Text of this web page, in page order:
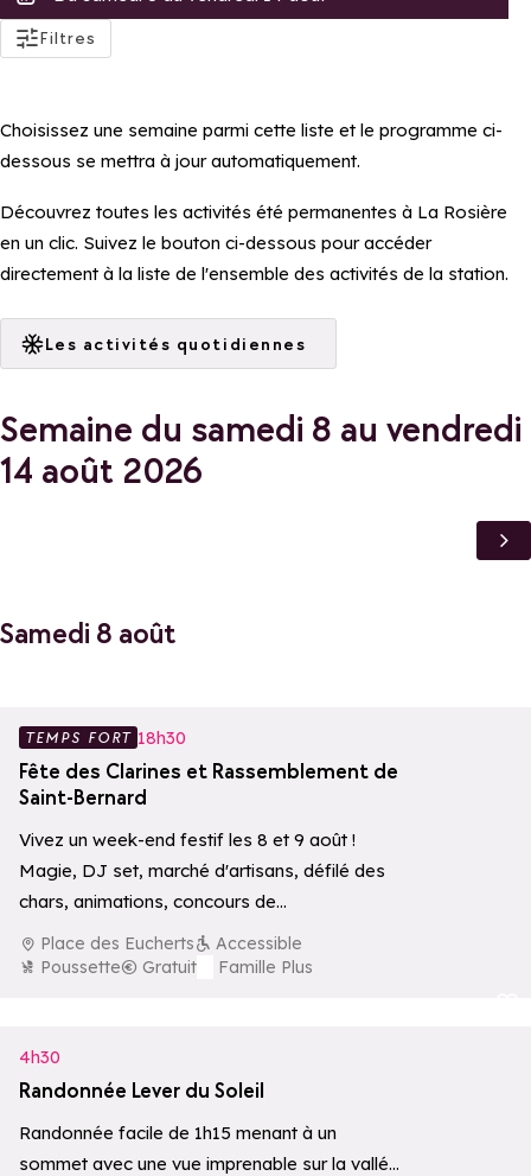
Filtres
actifs
Accessible en poussette
Distinctions
Famille Plus
Appliquer ces filtres
Choisissez une semaine parmi cette liste et le programme ci-
dessous se mettra à jour automatiquement.
Découvrez toutes les activités été permanentes à La Rosière
en un clic. Suivez le bouton ci-dessous pour accéder
directement à la liste de l'ensemble des activités de la station.
Les activités quotidiennes
Semaine du samedi 8 au vendredi
14 août 2026
Samedi 8 août
TEMPS FORT 18h30
Fête des Clarines et Rassemblement de
Saint-Bernard
Vivez un week-end festif les 8 et 9 août !
Magie, DJ set, marché d'artisans, défilé des
chars, animations, concours de…
Place des Eucherts
Accessible
Poussette
Gratuit
Famille Plus
4h30
Randonnée Lever du Soleil
Randonnée facile de 1h15 menant à un
sommet avec une vue imprenable sur la vallée